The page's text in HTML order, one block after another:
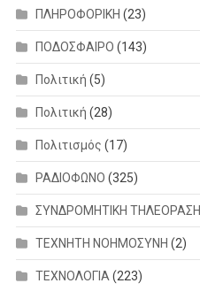
ΠΛΗΡΟΦΟΡΙΚΗ (23)
ΠΟΔΟΣΦΑΙΡΟ (143)
Πολιτική (5)
Πολιτική (28)
Πολιτισμός (17)
ΡΑΔΙΟΦΩΝΟ (325)
ΣΥΝΔΡΟΜΗΤΙΚΗ ΤΗΛΕΟΡΑΣΗ
ΤΕΧΝΗΤΗ ΝΟΗΜΟΣΥΝΗ (2)
ΤΕΧΝΟΛΟΓΙΑ (223)